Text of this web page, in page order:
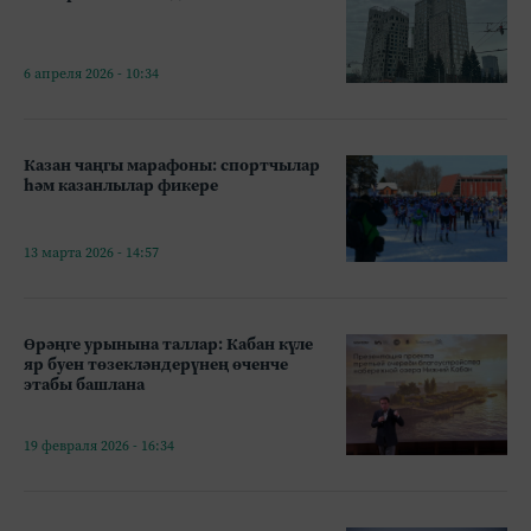
6 апреля 2026 - 10:34
Казан чаңгы марафоны: спортчылар
һәм казанлылар фикере
13 марта 2026 - 14:57
Өрәңге урынына таллар: Кабан күле
яр буен төзекләндерүнең өченче
этабы башлана
19 февраля 2026 - 16:34